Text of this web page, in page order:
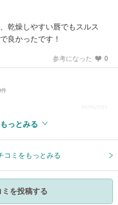
乾燥しやすい唇でもスルス
良かったです！
参考になった 0
件
2025/7/11
っとみる
コミをもっとみる
ミを投稿する